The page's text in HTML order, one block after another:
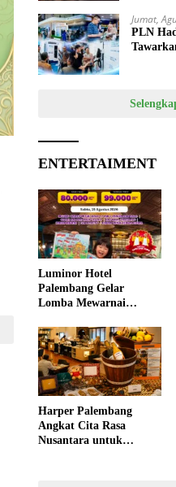
Jumat,
PLN
ENTERTAIMENT
Luminor Hotel
Palembang Gelar
Lomba Mewarnai
Ajak Anak Asah
Kreativitas
Harper Palembang
Angkat Cita Rasa
Nusantara untuk